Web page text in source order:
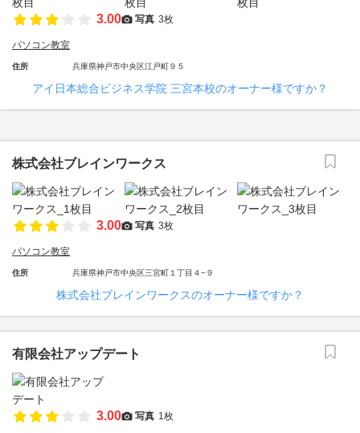
3.00 写真 3枚
パソコン教室
住所 兵庫県神戸市中央区江戸町９５
アイ日本総合ビジネス学院 三宮本校のオーナー様ですか？
株式会社ブレインワークス
3.00 写真 3枚
パソコン教室
住所 兵庫県神戸市中央区三宮町１丁目４−９
株式会社ブレインワークスのオーナー様ですか？
有限会社アップデート
3.00 写真 1枚